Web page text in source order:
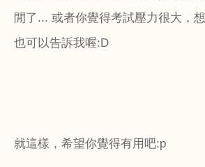
閒了... 或者你覺得考試壓力很大，
也可以告訴我喔:D
就這樣，希望你覺得有用吧:p